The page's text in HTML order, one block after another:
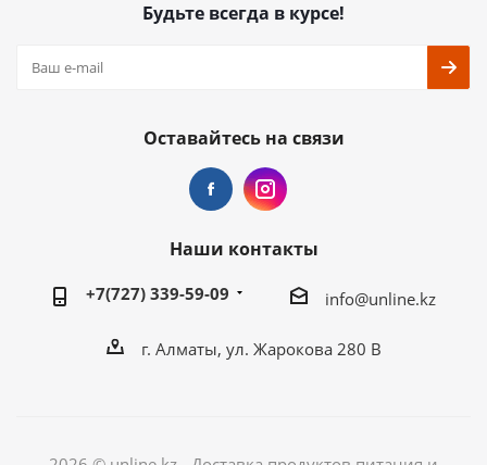
Будьте всегда в курсе!
Оставайтесь на связи
Наши контакты
+7(727) 339-59-09 info@unline.kz
г. Алматы, ул. Жарокова 280 В